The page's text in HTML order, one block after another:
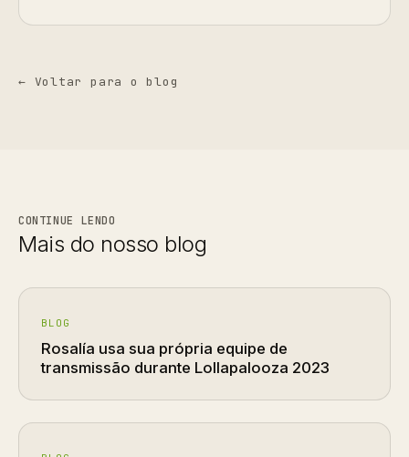
← Voltar para o blog
CONTINUE LENDO
Mais do nosso blog
BLOG
Rosalía usa sua própria equipe de
transmissão durante Lollapalooza 2023